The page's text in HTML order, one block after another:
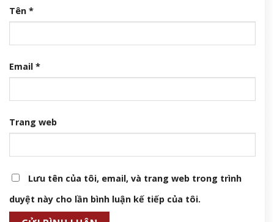
Tên *
Email *
Trang web
Lưu tên của tôi, email, và trang web trong trình
duyệt này cho lần bình luận kế tiếp của tôi.